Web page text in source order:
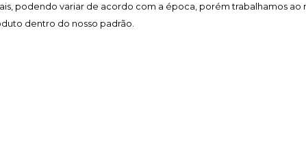
podendo variar de acordo com a época, porém trabalhamos
dentro do nosso padrão.